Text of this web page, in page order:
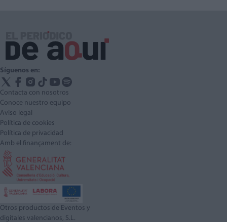
Síguenos en:
Contacta con nosotros
Conoce nuestro equipo
Aviso legal
Política de cookies
Política de privacidad
Amb el finançament de:
Otros productos de Eventos y
digitales valencianos, S.L.